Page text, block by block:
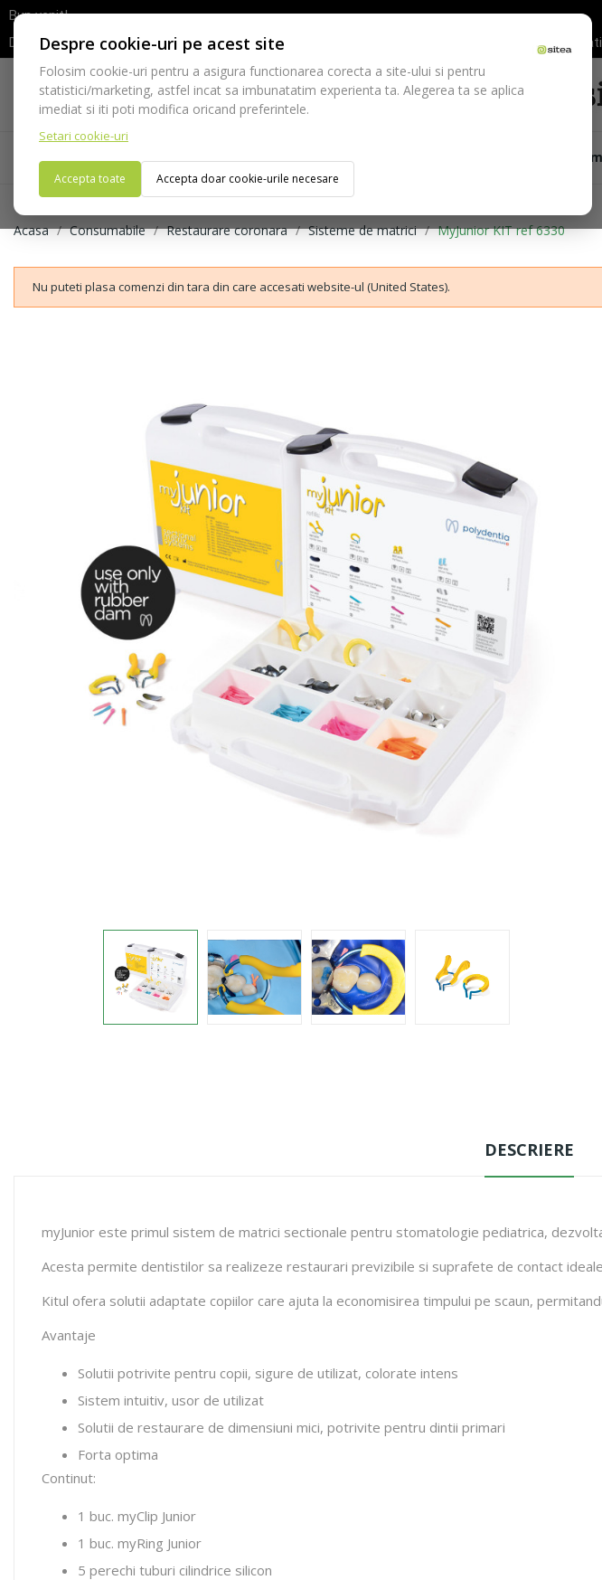
Despre cookie-uri pe acest site
Folosim cookie-uri pentru a asigura functionarea corecta a site-ului si pentru
statistici/marketing, astfel incat sa imbunatatim experienta ta. Alegerea ta se aplica
imediat si iti poti modifica oricand preferintele.
Setari cookie-uri
Accepta toate Accepta doar cookie-urile necesare
Bun venit!
Dupa efectuarea comenzii va rugam sa asteptati confirmarea stocurilor inainte de efectuarea
Telefon:
021-528 03 23
Acasa Consumabile Echipamente
Acasa Consumabile Restaurare coronara Sisteme de matrici MyJunior KIT ref 6330
Nu puteti plasa comenzi din tara din care accesati website-ul (United States).
DESCRIERE
myJunior este primul sistem de matrici sectionale pentru stomatologie pediatrica,
Acesta permite dentistilor sa realizeze restaurari previzibile si suprafete de contact
Kitul ofera solutii adaptate copiilor care ajuta la economisirea timpului pe scaun,
Avantaje
Solutii potrivite pentru copii, sigure de utilizat, colorate intens
Sistem intuitiv, usor de utilizat
Solutii de restaurare de dimensiuni mici, potrivite pentru dintii primari
Forta optima
Continut:
1 buc. myClip Junior
1 buc. myRing Junior
5 perechi tuburi cilindrice silicon